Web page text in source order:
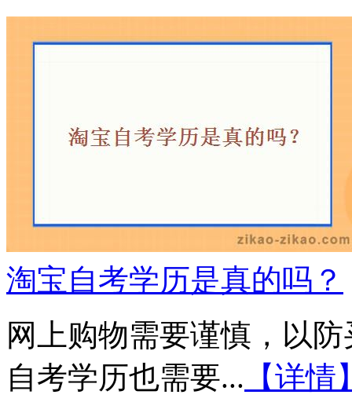
淘宝自考学历是真的吗？
网上购物需要谨慎，以
自考学历也需要... 【详情